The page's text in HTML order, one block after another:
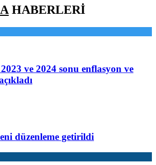
HABERLERİ
ve 2024 sonu enflasyon ve
düzenleme getirildi